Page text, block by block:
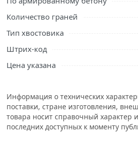
описанием и отзывами о товаре,
правильный выбор и заказать
профессиональные менеджеры
свяжутся с Вами для согласования
или самовывоза.
Plus 6х310 мм Vertextools 999-06-
по бетонудействительны в
Количество граней
Тип хвостовика
Штрих-код
Цена указана
Информация о технических
поставки, стране изготовления,
товара носит справочный характер
последних доступных к моменту